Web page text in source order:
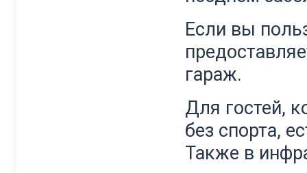
Если вы
гараж.
Для гостей,
без спорта,
Также в